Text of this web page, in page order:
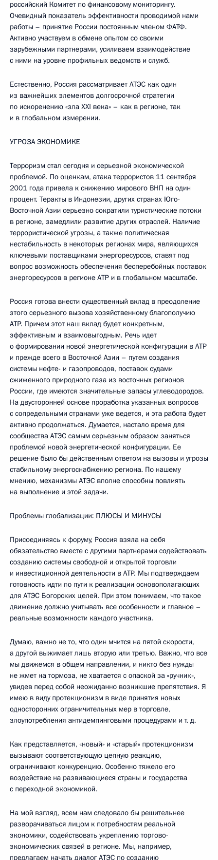
российский Комитет по финансовому мониторингу.
Очевидный показатель эффективности проводимой нами
работы – принятие России постоянным членом ФАТФ.
Активно участвуем в обмене опытом со своими
зарубежными партнерами, усиливаем взаимодействие
с ними на уровне профильных ведомств и служб.
Естественно, Россия рассматривает АТЭС как один
из важнейших элементов долгосрочной стратегии
по искоренению «зла XXI века» – как в регионе, так
и в глобальном измерении.
УГРОЗА ЭКОНОМИКЕ
Терроризм стал сегодня и серьезной экономической
проблемой. По оценкам, атака террористов 11 сентября
2001 года привела к снижению мирового ВНП на один
процент. Теракты в Индонезии, других странах Юго-
Восточной Азии серьезно сократили туристические потоки
в регионе, замедлили развитие других отраслей. Наличие
террористической угрозы, а также политическая
нестабильность в некоторых регионах мира, являющихся
ключевыми поставщиками энергоресурсов, ставят под
вопрос возможность обеспечения бесперебойных поставок
энергоресурсов в регионе АТР и в глобальном масштабе.
Россия готова внести существенный вклад в преодоление
этого серьезного вызова хозяйственному благополучию
АТР. Причем этот наш вклад будет конкретным,
эффективным и взаимовыгодным. Речь идет
о формировании новой энергетической конфигурации в АТР
и прежде всего в Восточной Азии – путем создания
системы нефте- и газопроводов, поставок судами
сжиженного природного газа из восточных регионов
России, где имеются значительные запасы углеводородов.
На двусторонней основе проработка указанных вопросов
с сопредельными странами уже ведется, и эта работа будет
активно продолжаться. Думается, настало время для
сообщества АТЭС самым серьезным образом заняться
проблемой новой энергетической конфигурации. Ее
решение было бы действенным ответом на вызовы и угрозы
стабильному энергоснабжению региона. По нашему
мнению, механизмы АТЭС вполне способны повлиять
на выполнение и этой задачи.
Проблемы глобализации: ПЛЮСЫ И МИНУСЫ
Присоединяясь к форуму, Россия взяла на себя
обязательство вместе с другими партнерами содействовать
созданию системы свободной и открытой торговли
и инвестиционной деятельности в АТР. Мы подтверждаем
готовность идти по пути к реализации основополагающих
для АТЭС Богорских целей. При этом понимаем, что такое
движение должно учитывать все особенности и главное –
реальные возможности каждого участника.
Думаю, важно не то, что один мчится на пятой скорости,
а другой выжимает лишь вторую или третью. Важно, что все
мы движемся в общем направлении, и никто без нужды
не жмет на тормоза, не хватается с опаской за «ручник»,
увидев перед собой неожиданно возникшие препятствия. Я
имею в виду протекционизм в виде принятия новых
односторонних ограничительных мер в торговле,
злоупотребления антидемпинговыми процедурами и т. д.
Как представляется, «новый» и «старый» протекционизм
вызывают соответствующую цепную реакцию,
ограничивают конкуренцию. Особенно тяжело его
воздействие на развивающиеся страны и государства
с переходной экономикой.
На мой взгляд, всем нам следовало бы решительнее
разворачиваться лицом к потребностям реальной
экономики, содействовать укреплению торгово-
экономических связей в регионе. Мы, например,
предлагаем начать диалог АТЭС по созданию